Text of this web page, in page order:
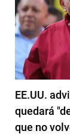
EE.UU.
quedará
que no